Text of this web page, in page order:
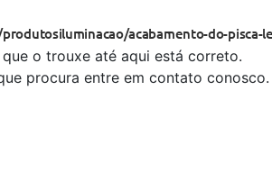
acabamento-do-pisca-
o trouxe até aqui está correto.
procura entre em contato conosco.